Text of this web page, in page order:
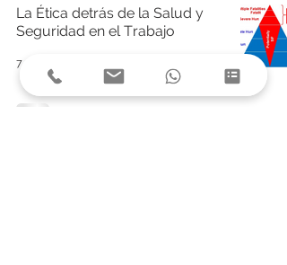
La Ética detrás de la Salud y
Seguridad en el Trabajo
7 min de lectura